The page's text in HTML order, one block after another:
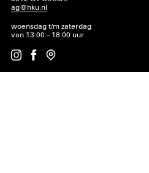
ag@hku.nl
woensdag t/m zaterdag
van 13:00 – 18:00 uur